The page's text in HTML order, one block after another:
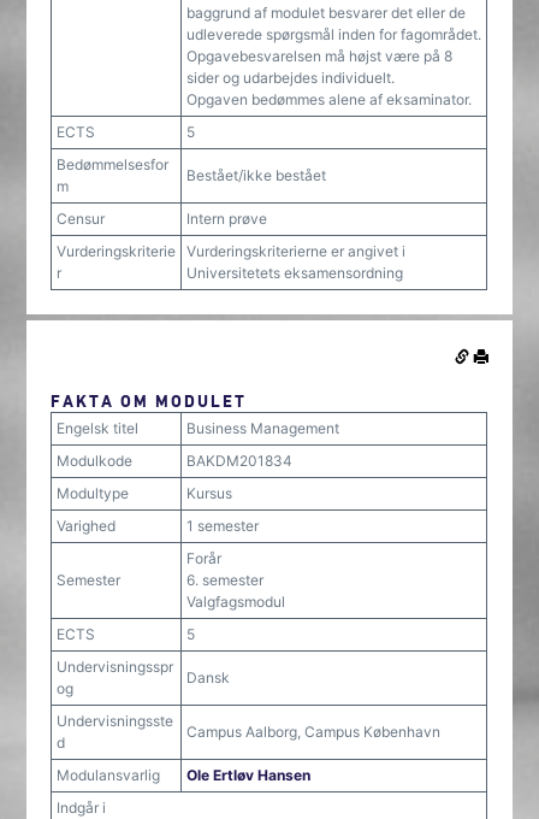
baggrund af modulet besvarer det eller de
udleverede spørgsmål inden for fagområdet.
Opgavebesvarelsen må højst være på 8
sider og udarbejdes individuelt.
Opgaven bedømmes alene af eksaminator.
ECTS
5
Bedømmelsesfor
m
Bestået/ikke bestået
Censur
Intern prøve
Vurderingskriterie
r
Vurderingskriterierne er angivet i
Universitetets eksamensordning
FAKTA OM MODULET
Engelsk titel
Business Management
Modulkode
BAKDM201834
Modultype
Kursus
Varighed
1 semester
Semester
Forår
6. semester
Valgfagsmodul
ECTS
5
Undervisningsspr
og
Dansk
Undervisningsste
d
Campus Aalborg, Campus København
Modulansvarlig
Ole Ertløv Hansen
Indgår i